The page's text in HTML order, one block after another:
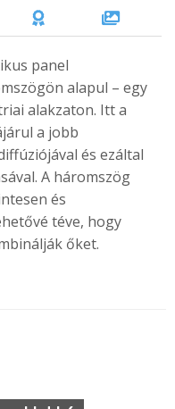
panel
alapul – egy
alakzaton. Itt a
a jobb
és ezáltal
A háromszög
és
téve, hogy
őket.